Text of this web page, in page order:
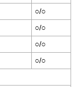
○/○
○/○
○/○
○/○